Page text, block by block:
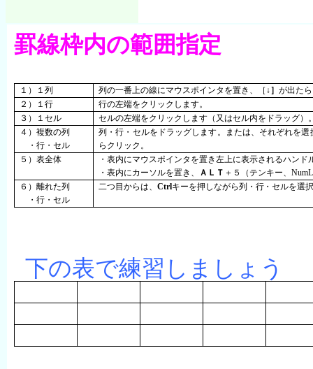
罫線枠内の範囲指定
１）１列 列の一番上の線にマウスポインタを置き、［ ↓］が出た
２）１行
行の左端をクリックします。
３）１セル
セルの左端をクリックします（又はセル内をドラッグ）
４）複数の列
・行・セル
列・行・セルをドラッグします。または、それぞれを選
らクリック。
５）表全体
・表内にマウスポインタを置き左上に表示されるハンド
・表内にカーソルを置き、
ＡＬＴ ＋５（テンキー、
６）離れた列
・行・セル
二つ目からは、Ctrlキーを押しながら列・行・セルを選
下の表で練習しましょう